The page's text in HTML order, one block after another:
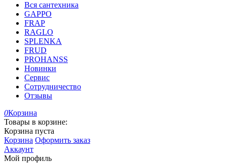
Вся сантехника
GAPPO
FRAP
RAGLO
SPLENKA
FRUD
PROHANSS
Новинки
Сервис
Сотрудничество
Отзывы
0Корзина
Товары в корзине:
Корзина пуста
Корзина Оформить заказ
Аккаунт
Мой профиль